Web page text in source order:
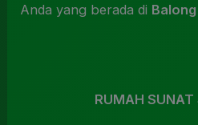
Anda yang berada di
RUMAH SUNAT